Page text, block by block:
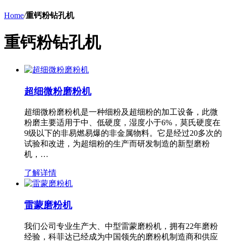
Home/重钙粉钻孔机
重钙粉钻孔机
超细微粉磨粉机
超细微粉磨粉机是一种细粉及超细粉的加工设备，此微
粉磨主要适用于中、低硬度，湿度小于6%，莫氏硬度在
9级以下的非易燃易爆的非金属物料。它是经过20多次的
试验和改进，为超细粉的生产而研发制造的新型磨粉
机，…
了解详情
雷蒙磨粉机
我们公司专业生产大、中型雷蒙磨粉机，拥有22年磨粉
经验，科菲达已经成为中国领先的磨粉机制造商和供应